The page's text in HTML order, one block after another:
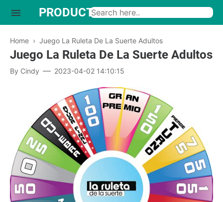
Home › Juego La Ruleta De La Suerte Adultos
Juego La Ruleta De La Suerte Adultos
By Cindy 2023-04-02 14:10:15